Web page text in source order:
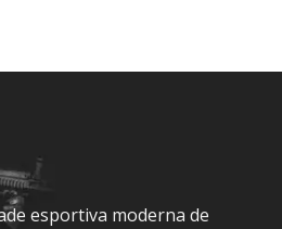
esportiva moderna de